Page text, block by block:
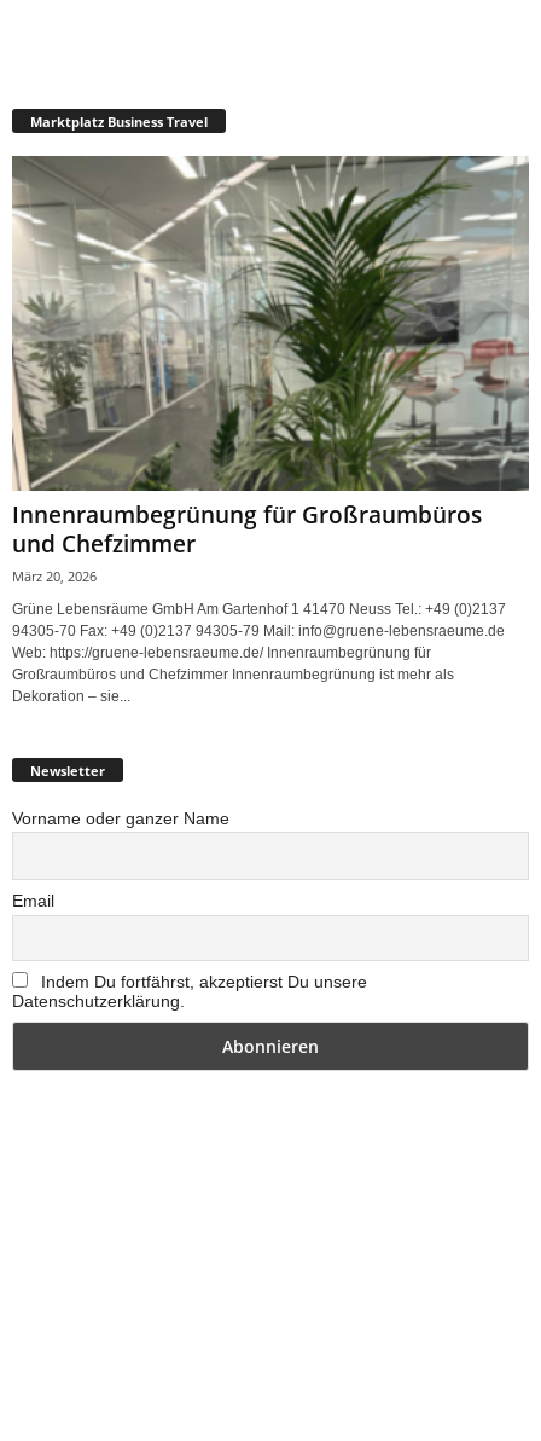
Marktplatz Business Travel
Innenraumbegrünung für Großraumbüros
und Chefzimmer
März 20, 2026
Grüne Lebensräume GmbH Am Gartenhof 1 41470 Neuss Tel.: +49 (0)2137
94305-70 Fax: +49 (0)2137 94305-79 Mail: info@gruene-lebensraeume.de
Web: https://gruene-lebensraeume.de/ Innenraumbegrünung für
Großraumbüros und Chefzimmer Innenraumbegrünung ist mehr als
Dekoration – sie...
Newsletter
Vorname oder ganzer Name
Email
Indem Du fortfährst, akzeptierst Du unsere
Datenschutzerklärung.